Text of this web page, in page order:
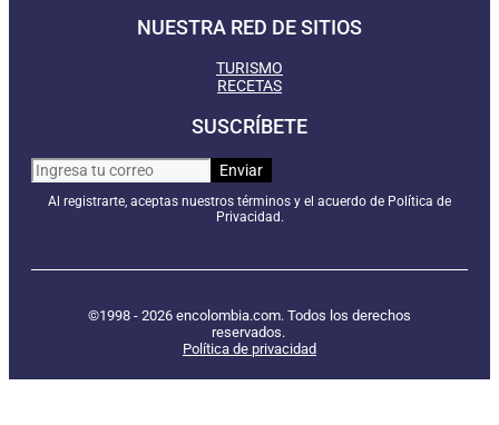
NUESTRA RED DE SITIOS
TURISMO
RECETAS
SUSCRÍBETE
Al registrarte, aceptas nuestros términos y el acuerdo de Política de
Privacidad.
©1998 - 2026 encolombia.com. Todos los derechos
reservados.
Política de privacidad